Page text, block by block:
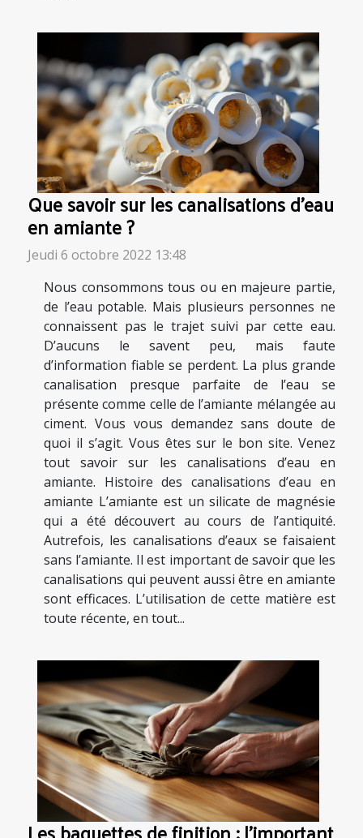
Que savoir sur les canalisations d’eau
en amiante ?
Jeudi 6 octobre 2022 13:48
Nous consommons tous ou en majeure partie,
de l’eau potable. Mais plusieurs personnes ne
connaissent pas le trajet suivi par cette eau.
D’aucuns le savent peu, mais faute
d’information fiable se perdent. La plus grande
canalisation presque parfaite de l’eau se
présente comme celle de l’amiante mélangée au
ciment. Vous vous demandez sans doute de
quoi il s’agit. Vous êtes sur le bon site. Venez
tout savoir sur les canalisations d’eau en
amiante. Histoire des canalisations d’eau en
amiante L’amiante est un silicate de magnésie
qui a été découvert au cours de l’antiquité.
Autrefois, les canalisations d’eaux se faisaient
sans l’amiante. Il est important de savoir que les
canalisations qui peuvent aussi être en amiante
sont efficaces. L’utilisation de cette matière est
toute récente, en tout...